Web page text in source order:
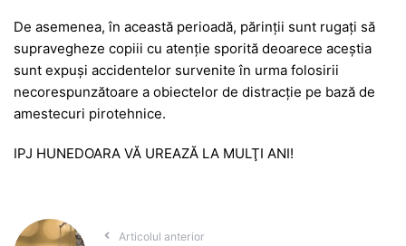
De asemenea, în această perioadă, părinţii sunt rugaţi să
supravegheze copiii cu atenţie sporită deoarece aceştia
sunt expuşi accidentelor survenite în urma folosirii
necorespunzătoare a obiectelor de distracţie pe bază de
amestecuri pirotehnice.
IPJ HUNEDOARA VĂ UREAZĂ LA MULŢI ANI!
Articolul anterior